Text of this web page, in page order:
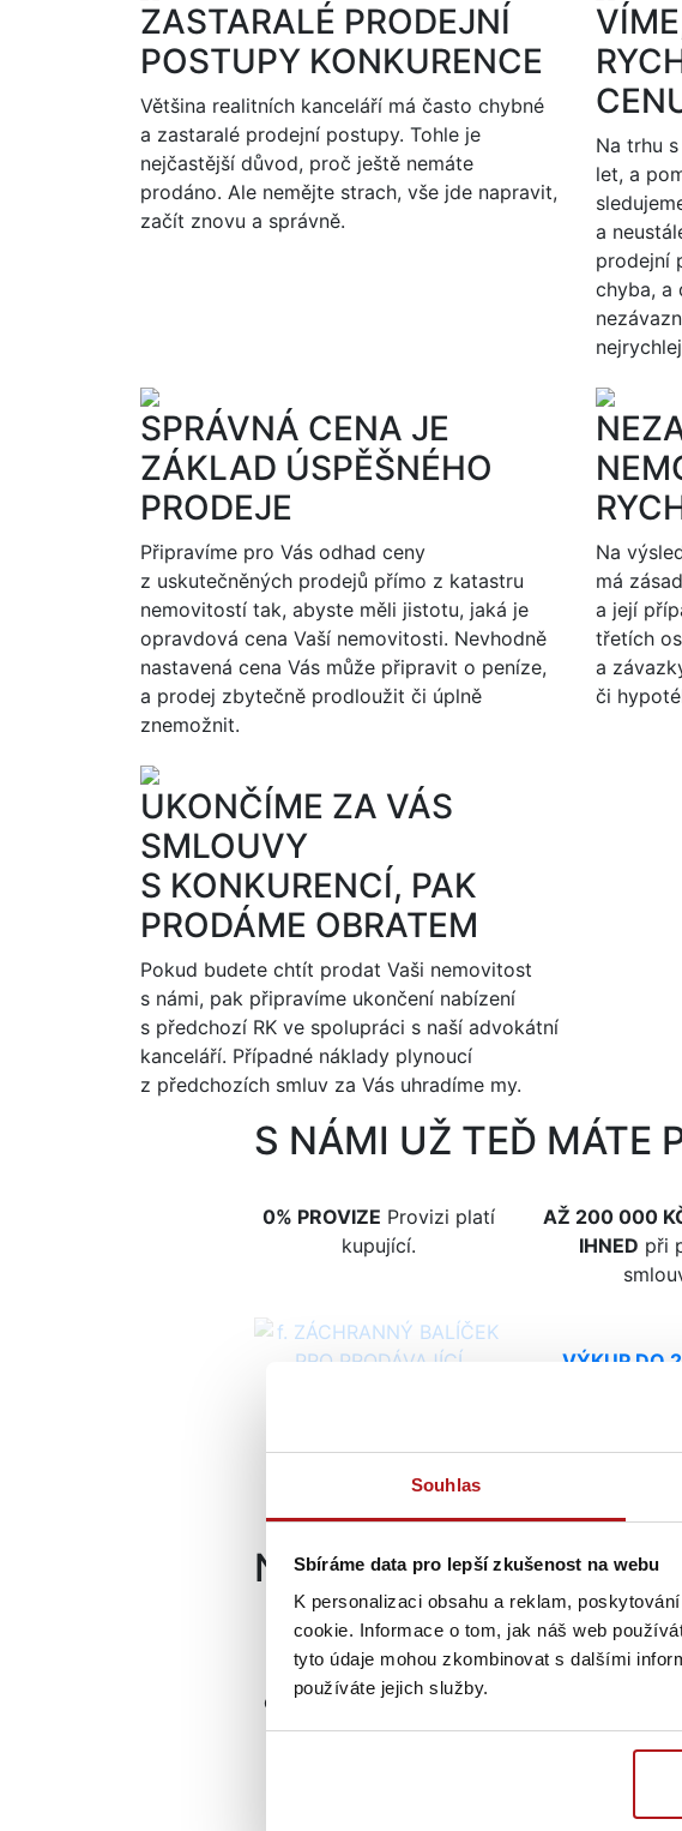
Souhlas
Sbíráme data pro lepší zkušenost na webu
K personalizaci obsahu a reklam,
cookie. Informace o tom, jak náš web
tyto údaje mohou zkombinovat s dalšími
používáte jejich služby.
ZASTARALÉ PRODEJNÍ
POSTUPY KONKURENCE
Většina realitních kanceláří má často chybné
a zastaralé prodejní postupy. Tohle je
nejčastější důvod, proč ještě nemáte
prodáno. Ale nemějte strach, vše jde napravit,
začít znovu a správně.
Na trhu
let, a
a
prodejní
chyba, a
SPRÁVNÁ CENA JE
ZÁKLAD ÚSPĚŠNÉHO
PRODEJE
Připravíme pro Vás odhad ceny
z uskutečněných prodejů přímo z katastru
nemovitostí tak, abyste měli jistotu, jaká je
opravdová cena Vaší nemovitosti. Nevhodně
nastavená cena Vás může připravit o peníze,
a prodej zbytečně prodloužit či úplně
znemožnit.
Na
má
a její
třetích
a
či
UKONČÍME ZA VÁS
SMLOUVY
S KONKURENCÍ, PAK
PRODÁME OBRATEM
Pokud budete chtít prodat Vaši nemovitost
s námi, pak připravíme ukončení nabízení
s předchozí RK ve spolupráci s naší advokátní
kanceláří. Případné náklady plynoucí
z předchozích smluv za Vás uhradíme my.
S NÁMI UŽ TEĎ MÁTE
0% PROVIZE Provizi platí
kupující.
AŽ 200 000
IHNED při
VÝKUP DO
ZJISTĚTE,
NEJRYCHLEJŠÍ
100% GARANCE
PRODEJEa platby
do Vámi stanovené doby.
POJIŠTĚNÝ
Právní
každý
které lze